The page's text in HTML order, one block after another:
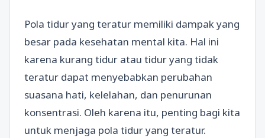
Pola tidur yang teratur memiliki dampak yang
besar pada kesehatan mental kita. Hal ini
karena kurang tidur atau tidur yang tidak
teratur dapat menyebabkan perubahan
suasana hati, kelelahan, dan penurunan
konsentrasi. Oleh karena itu, penting bagi kita
untuk menjaga pola tidur yang teratur.